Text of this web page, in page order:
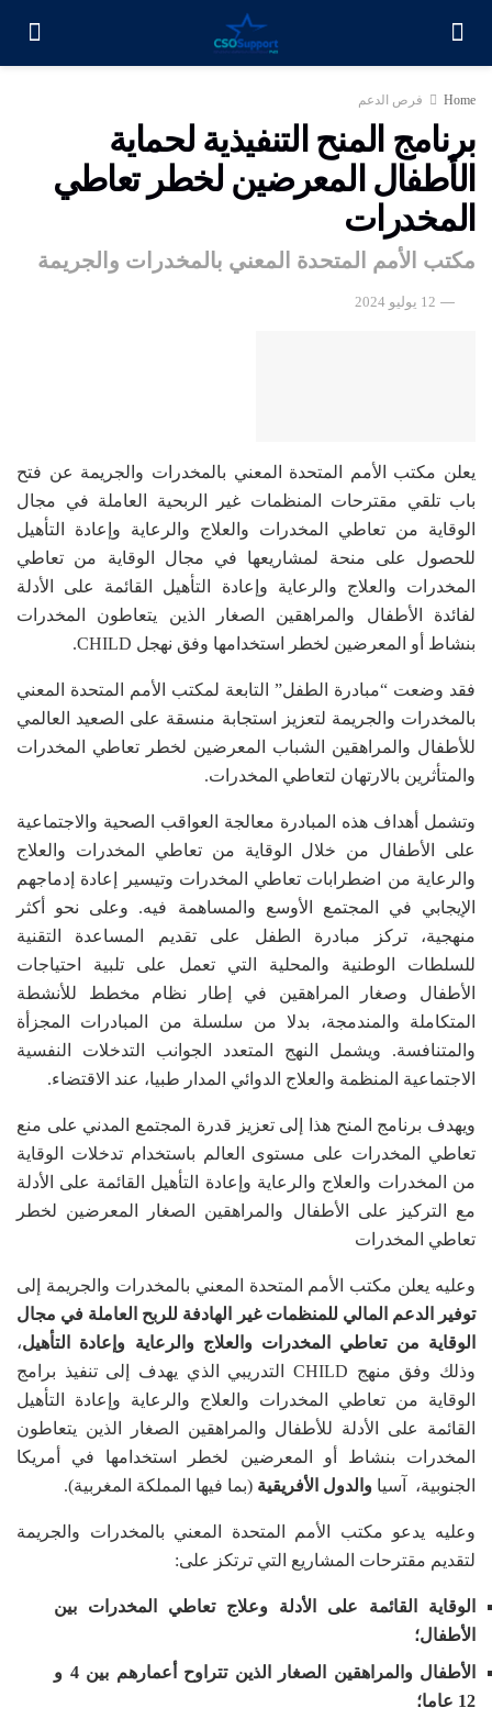
Home فرص الدعم
برنامج المنح التنفيذية لحماية
الأطفال المعرضين لخطر تعاطي
المخدرات
مكتب الأمم المتحدة المعني بالمخدرات والجريمة
12 يوليو 2024
يعلن مكتب الأمم المتحدة المعني بالمخدرات والجريمة عن فتح
باب تلقي مقترحات المنظمات غير الربحية العاملة في مجال
الوقاية من تعاطي المخدرات والعلاج والرعاية وإعادة التأهيل
للحصول على منحة لمشاريعها في مجال الوقاية من تعاطي
المخدرات والعلاج والرعاية وإعادة التأهيل القائمة على الأدلة
لفائدة الأطفال والمراهقين الصغار الذين يتعاطون المخدرات
بنشاط أو المعرضين لخطر استخدامها وفق نهجل CHILD.
فقد وضعت “مبادرة الطفل” التابعة لمكتب الأمم المتحدة المعني
بالمخدرات والجريمة لتعزيز استجابة منسقة على الصعيد العالمي
للأطفال والمراهقين الشباب المعرضين لخطر تعاطي المخدرات
والمتأثرين بالارتهان لتعاطي المخدرات.
وتشمل أهداف هذه المبادرة معالجة العواقب الصحية والاجتماعية
على الأطفال من خلال الوقاية من تعاطي المخدرات والعلاج
والرعاية من اضطرابات تعاطي المخدرات وتيسير إعادة إدماجهم
الإيجابي في المجتمع الأوسع والمساهمة فيه. وعلى نحو أكثر
منهجية، تركز مبادرة الطفل على تقديم المساعدة التقنية
للسلطات الوطنية والمحلية التي تعمل على تلبية احتياجات
الأطفال وصغار المراهقين في إطار نظام مخطط للأنشطة
المتكاملة والمندمجة، بدلا من سلسلة من المبادرات المجزأة
والمتنافسة. ويشمل النهج المتعدد الجوانب التدخلات النفسية
الاجتماعية المنظمة والعلاج الدوائي المدار طبيا، عند الاقتضاء.
ويهدف برنامج المنح هذا إلى تعزيز قدرة المجتمع المدني على منع
تعاطي المخدرات على مستوى العالم باستخدام تدخلات الوقاية
من المخدرات والعلاج والرعاية وإعادة التأهيل القائمة على الأدلة
مع التركيز على الأطفال والمراهقين الصغار المعرضين لخطر
تعاطي المخدرات
وعليه يعلن مكتب الأمم المتحدة المعني بالمخدرات والجريمة إلى
توفير الدعم المالي للمنظمات غير الهادفة للربح العاملة في مجال
الوقاية من تعاطي المخدرات والعلاج والرعاية وإعادة التأهيل،
وذلك وفق منهج CHILD التدريبي الذي يهدف إلى تنفيذ برامج
الوقاية من تعاطي المخدرات والعلاج والرعاية وإعادة التأهيل
القائمة على الأدلة للأطفال والمراهقين الصغار الذين يتعاطون
المخدرات بنشاط أو المعرضين لخطر استخدامها في أمريكا
الجنوبية، آسيا والدول الأفريقية (بما فيها المملكة المغربية).
وعليه يدعو مكتب الأمم المتحدة المعني بالمخدرات والجريمة
لتقديم مقترحات المشاريع التي ترتكز على:
الوقاية القائمة على الأدلة وعلاج تعاطي المخدرات بين
الأطفال؛
الأطفال والمراهقين الصغار الذين تتراوح أعمارهم بين 4 و
12 عاما؛